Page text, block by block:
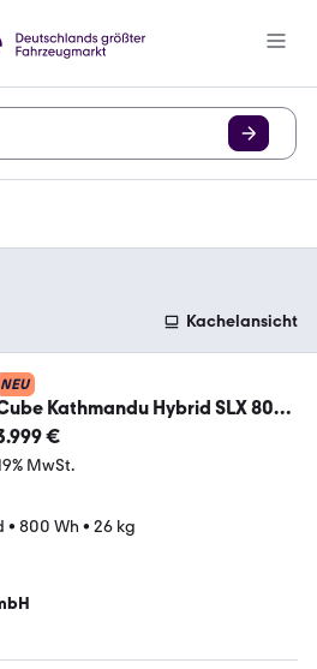
Kachelansicht
NEU
Kathmandu Hybrid SLX 800
50c
€
MwSt.
• 800 Wh • 26 kg